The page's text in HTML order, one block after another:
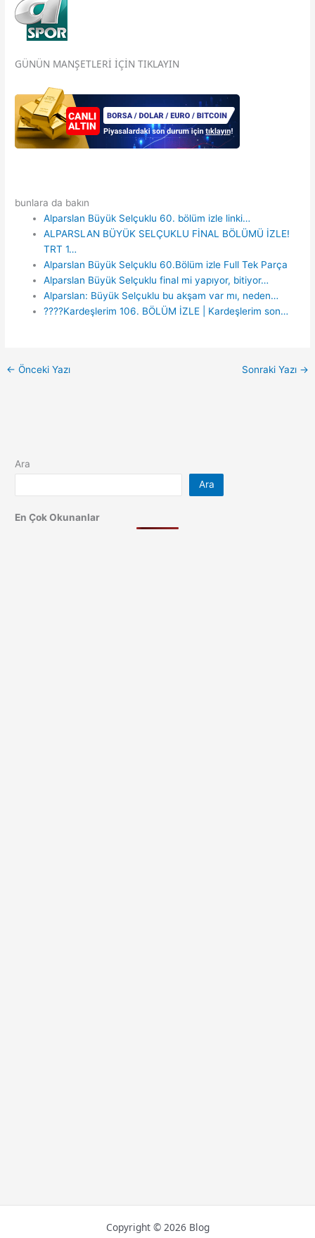
GÜNÜN MANŞETLERİ İÇİN TIKLAYIN
bunlara da bakın
Alparslan Büyük Selçuklu 60. bölüm izle linki…
ALPARSLAN BÜYÜK SELÇUKLU FİNAL BÖLÜMÜ İZLE!
TRT 1…
Alparslan Büyük Selçuklu 60.Bölüm izle Full Tek Parça
Alparslan Büyük Selçuklu final mi yapıyor, bitiyor…
Alparslan: Büyük Selçuklu bu akşam var mı, neden…
????Kardeşlerim 106. BÖLÜM İZLE | Kardeşlerim son…
← Önceki Yazı Sonraki Yazı →
Ara
Ara
En Çok Okunanlar
Copyright © 2026 Blog